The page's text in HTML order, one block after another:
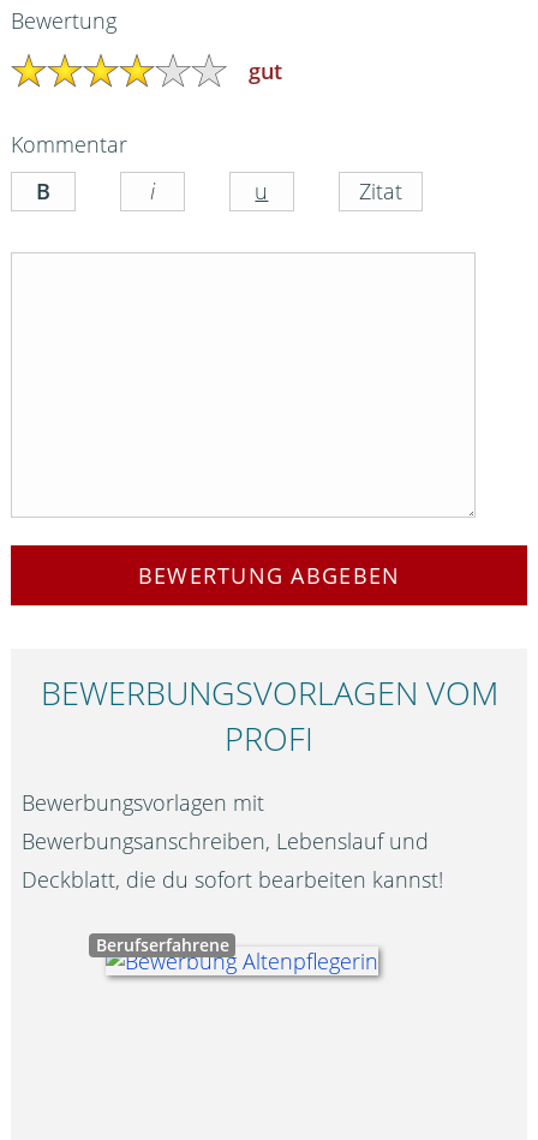
Bewertung
gut
Kommentar
BEWERTUNG ABGEBEN
BEWERBUNGS­VORLAGEN VOM
PROFI
Bewerbungsvorlagen mit
Bewerbungsanschreiben, Lebenslauf und
Deckblatt, die du sofort bearbeiten kannst!
Berufserfahrene